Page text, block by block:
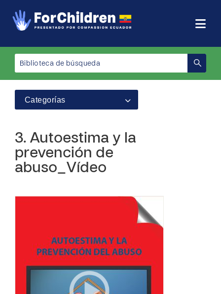
Categorías
3. Autoestima y la
prevención de
abuso_Vídeo